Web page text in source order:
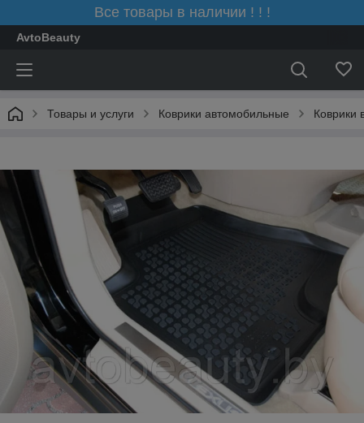
Все товары в наличии ! ! !
AvtoBeauty
Товары и услуги Коврики автомобильные Коврики